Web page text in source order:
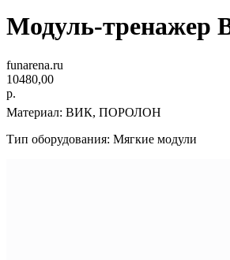
Модуль-тренажер
funarena.ru
10480,00
р.
Материал: ВИК, ПОРОЛОН
Тип оборудования: Мягкие модули